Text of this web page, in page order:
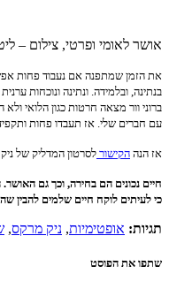
ופרטי, צילום – ליטל שמר
אם נעבוד פחות אפשר להשקיע
ונתינה ונוכחות ערנית חלק
מצאה חרטות כגון הלואי ולא הייתי
אז תעבדו פחות ותקפידו להיות
לסרטון המדליק של ניק מרקס,
הם בחירה, וכך גם האושר. הסליחה
לוקח חיים שלמים להבין שהכל בסופו
,ניק מרקס,שמחה